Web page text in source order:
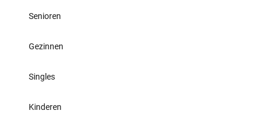
Senioren
Gezinnen
Singles
Kinderen